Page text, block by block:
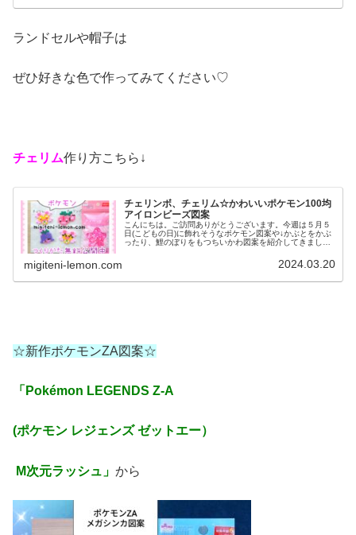
ランドセルや帽子は
ぜひ好きな色で作ってみてください♡
チェリム作り方こちら↓
チェリンボ、チェリム☆かわいいポケモン100均
アイロンビーズ図案
こんにちは。ご訪問ありがとうございます。今週は５月５
日(こどもの日)に飾れそうなポケモン図案や↓かぶとをかぶ
ったり、鯉のぼりをもつちいかわ図案を紹介してきました↓
migiteni-lemon.com 2024.03.20
☆新作ポケモンZA図案☆
「Pokémon LEGENDS Z-A
(ポケモン レジェンズ ゼットエー）
M次元ラッシュ」 から